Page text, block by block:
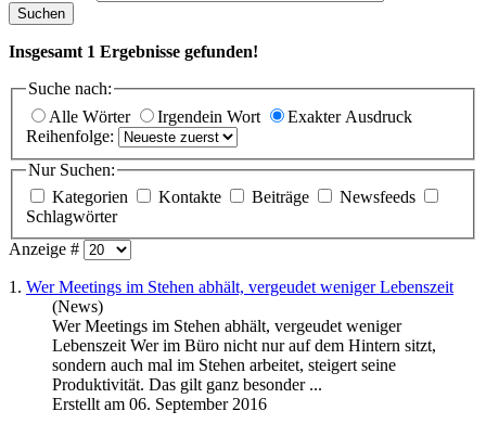
Suchen
Insgesamt 1 Ergebnisse gefunden!
Suche nach:
Alle Wörter
Irgendein Wort
Exakter Ausdruck
Reihenfolge:
Nur Suchen:
Kategorien
Kontakte Beiträge
Newsfeeds
Schlagwörter
Anzeige #
1. Wer Meetings im Stehen abhält, vergeudet weniger Lebenszeit
(News)
Wer Meetings im Stehen abhält, vergeudet weniger
Lebenszeit Wer im Büro nicht nur auf dem Hintern sitzt,
sondern auch mal im Stehen arbeitet, steigert seine
Produktivität. Das gilt ganz besonder ...
Erstellt am 06. September 2016